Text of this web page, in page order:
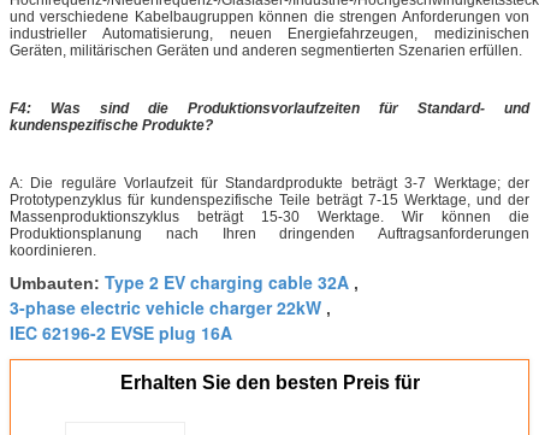
und verschiedene Kabelbaugruppen können die strengen Anforderungen von
industrieller Automatisierung, neuen Energiefahrzeugen, medizinischen
Geräten, militärischen Geräten und anderen segmentierten Szenarien erfüllen.
F4: Was sind die Produktionsvorlaufzeiten für Standard- und
kundenspezifische Produkte?
A: Die reguläre Vorlaufzeit für Standardprodukte beträgt 3-7 Werktage; der
Prototypenzyklus für kundenspezifische Teile beträgt 7-15 Werktage, und der
Massenproduktionszyklus beträgt 15-30 Werktage. Wir können die
Produktionsplanung nach Ihren dringenden Auftragsanforderungen
koordinieren.
Umbauten: Type 2 EV charging cable 32A ,
3-phase electric vehicle charger 22kW ,
IEC 62196-2 EVSE plug 16A
Erhalten Sie den besten Preis für